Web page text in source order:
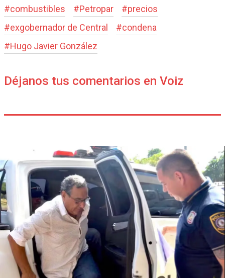
#combustibles #Petropar #precios
#exgobernador de Central #condena
#Hugo Javier González
Déjanos tus comentarios en Voiz